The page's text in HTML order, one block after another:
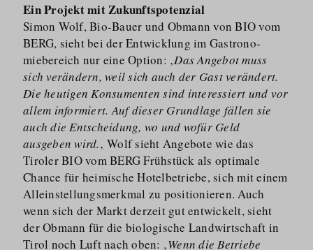
Ein Projekt mit Zukunftspotenzial
Simon Wolf, Bio-Bauer und Obmann von BIO vom
BERG, sieht bei der Entwicklung im Gastrono­
miebereich nur eine Option: ‚Das Angebot muss
sich verändern, weil sich auch der Gast verändert.
Die heutigen Konsumenten sind interessiert und vor
allem informiert. Auf dieser Grundlage fällen sie
auch die Entscheidung, wo und wofür Geld
ausgeben wird.‚ Wolf sieht Angebote wie das
Tiroler BIO vom BERG Frühstück als optimale
Chance für heimische Hotelbetriebe, sich mit einem
Alleinstel­lungsmerkmal zu positionieren. Auch
wenn sich der Markt derzeit gut entwickelt, sieht
der Obmann für die biologische Landwirtschaft in
Tirol noch Luft nach oben: ‚Wenn die Betriebe